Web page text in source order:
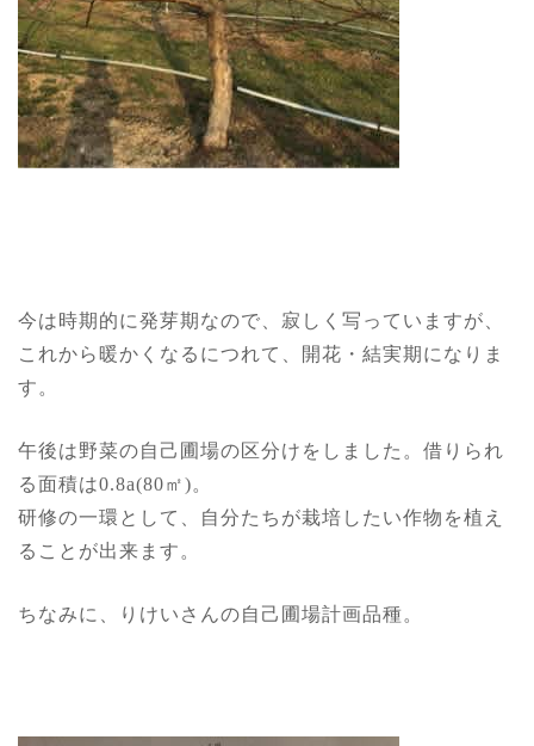
今は時期的に発芽期なので、寂しく写っていますが、
これから暖かくなるにつれて、開花・結実期になりま
す。
午後は野菜の自己圃場の区分けをしました。借りられ
る面積は0.8a(80㎡)。
研修の一環として、自分たちが栽培したい作物を植え
ることが出来ます。
ちなみに、りけいさんの自己圃場計画品種。